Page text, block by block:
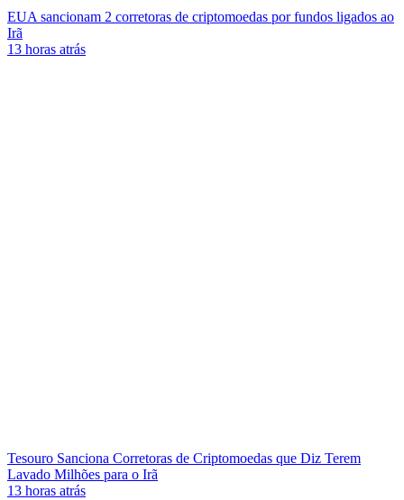
EUA sancionam 2 corretoras de criptomoedas por fundos ligados ao
Irã
13 horas atrás
Tesouro Sanciona Corretoras de Criptomoedas que Diz Terem
Lavado Milhões para o Irã
13 horas atrás